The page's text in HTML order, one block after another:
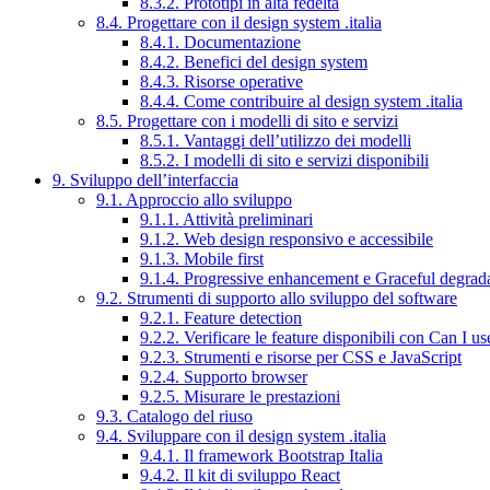
8.4. Progettare con il design system .italia
8.4.1. Documentazione
8.4.2. Benefici del design system
8.4.3. Risorse operative
8.4.4. Come contribuire al design system .italia
8.5. Progettare con i modelli di sito e servizi
8.5.1. Vantaggi dell’utilizzo dei modelli
8.5.2. I modelli di sito e servizi disponibili
9. Sviluppo dell’interfaccia
9.1. Approccio allo sviluppo
9.1.1. Attività preliminari
9.1.2. Web design responsivo e accessibile
9.1.3. Mobile first
9.1.4. Progressive enhancement e Graceful
9.2. Strumenti di supporto allo sviluppo del software
9.2.1. Feature detection
9.2.2. Verificare le feature disponibili con Can I
9.2.3. Strumenti e risorse per CSS e JavaScript
9.2.4. Supporto browser
9.2.5. Misurare le prestazioni
9.3. Catalogo del riuso
9.4. Sviluppare con il design system .italia
9.4.1. Il framework Bootstrap Italia
9.4.2. Il kit di sviluppo React